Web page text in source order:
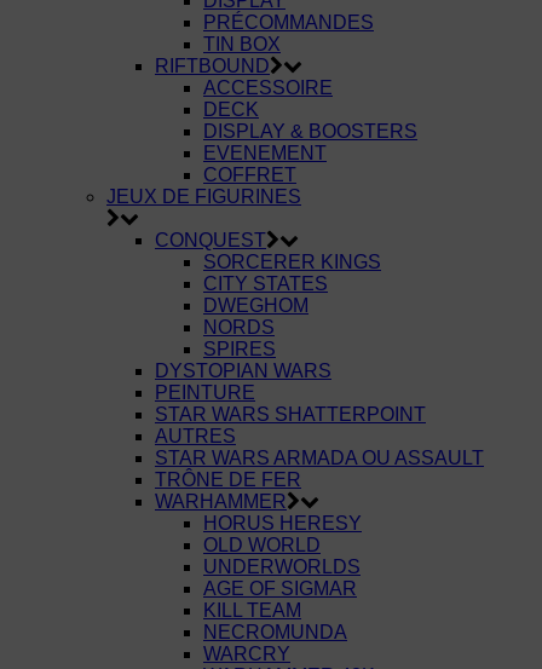
PRÉCOMMANDES
TIN BOX
RIFTBOUND
ACCESSOIRE
DECK
DISPLAY & BOOSTERS
EVENEMENT
COFFRET
JEUX DE FIGURINES
CONQUEST
SORCERER KINGS
CITY STATES
DWEGHOM
NORDS
SPIRES
DYSTOPIAN WARS
PEINTURE
STAR WARS SHATTERPOINT
AUTRES
STAR WARS ARMADA OU ASSAULT
TRÔNE DE FER
WARHAMMER
HORUS HERESY
OLD WORLD
UNDERWORLDS
AGE OF SIGMAR
KILL TEAM
NECROMUNDA
WARCRY